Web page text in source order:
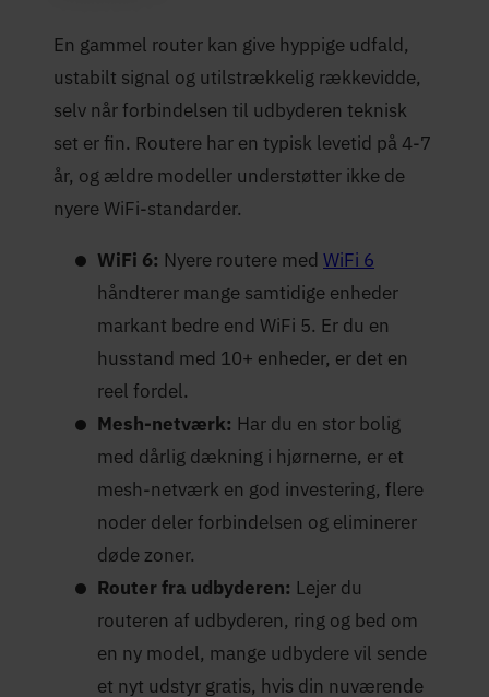
En gammel router kan give hyppige udfald,
ustabilt signal og utilstrækkelig rækkevidde,
selv når forbindelsen til udbyderen teknisk
set er fin. Routere har en typisk levetid på 4-7
år, og ældre modeller understøtter ikke de
nyere WiFi-standarder.
WiFi 6: Nyere routere med WiFi 6
håndterer mange samtidige enheder
markant bedre end WiFi 5. Er du en
husstand med 10+ enheder, er det en
reel fordel.
Mesh-netværk: Har du en stor bolig
med dårlig dækning i hjørnerne, er et
mesh-netværk en god investering, flere
noder deler forbindelsen og eliminerer
døde zoner.
Router fra udbyderen: Lejer du
routeren af udbyderen, ring og bed om
en ny model, mange udbydere vil sende
et nyt udstyr gratis, hvis din nuværende